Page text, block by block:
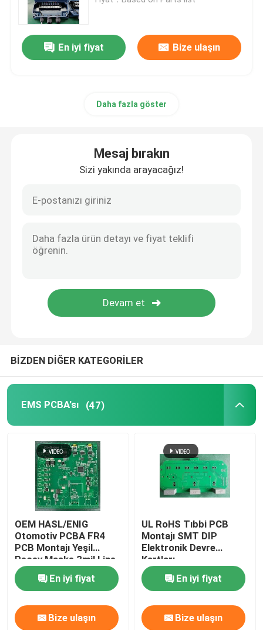
Endüstriyel PCB Montajı
Otomotiv PCB Montajı
Tıbbi PCB Montajı
SMT PCB Montajı
PCB İmalatı
Metal PCB'ler
Kablo montajı
Kutu Yapım Montajı
En iyi fiyat Bize ulaşın
Daha fazla göster
Mesaj bırakın
Sizi yakında arayacağız!
BİZDEN DİĞER KATEGORİLER
EMS PCBA'sı (47)
OEM HASL/ENIG
Otomotiv PCBA FR4
PCB Montajı Yeşil
Peçey Maske 3mil Line
En iyi fiyat
Bize ulaşın
UL RoHS Tıbbi PCB
Montajı SMT DIP
Elektronik Devre
Kartları
En iyi fiyat
Bize ulaşın